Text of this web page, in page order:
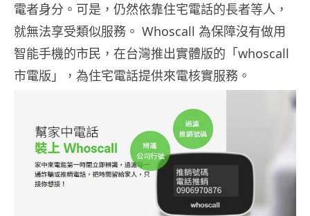
電者身分。可是，仍然依靠住宅電話的長者等人，
就無法享受類似服務。 Whoscall 為保障沒有做用
智能手機的市民，在台灣推出實體版的「whoscall
市電版」，為住宅電話提供來電核實服務。